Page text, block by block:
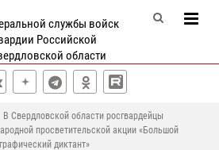
службы войск
Российской
области
В Свердловской области росгвардейцы
просветительской акции «Большой
диктант»